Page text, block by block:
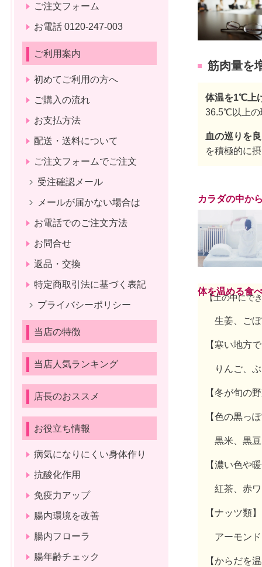
筋肉量を
体温を1℃上
36.5℃以上の
血の巡りを
を積極的に
カラダの中か
体を温める食
【土の中にで
生姜、ごぼ
【寒い地方
りんご、ぶ
【冬が旬の
【色の黒っ
黒米、黒豆
【濃い色や
紅茶、赤ワ
【ナッツ類】
アーモンド
【からだを
ご注文フォーム
お電話 0120-247-003
ご利用案内
初めてご利用の方へ
ご購入の流れ
お支払方法
配送・送料について
ご注文フォームでご注文
受注確認メール
メールが届かない場合は
お電話でのご注文方法
お問合せ
返品・交換
特定商取引法に基づく表記
プライバシーポリシー
当店の特徴
当店人気ランキング
店長のおススメ
お役立ち情報
病気になりにくい身体作り
抗酸化作用
免疫力アップ
腸内環境を改善
腸内フローラ
腸年齢チェック